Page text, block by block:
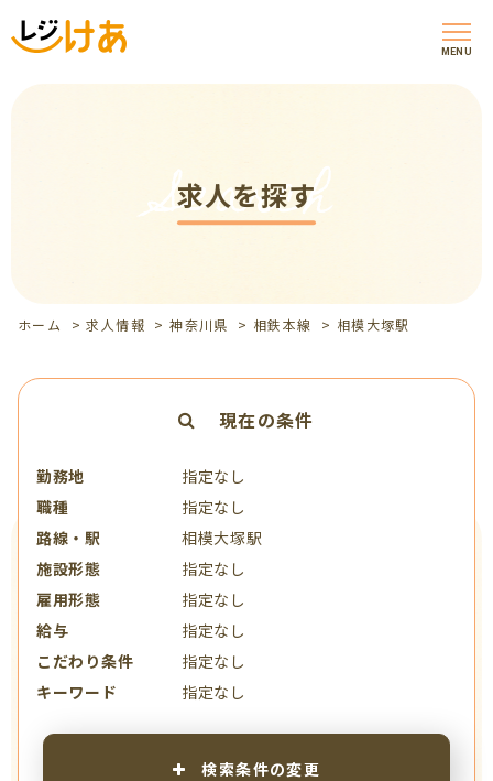
MENU
求人を探す
Search
ホーム >求人情報 >神奈川県 > 相鉄本線 > 相模大塚駅
現在の条件
勤務地
指定なし
職種
指定なし
路線・駅
相模大塚駅
施設形態
指定なし
雇用形態
指定なし
給与
指定なし
こだわり条件
指定なし
キーワード
指定なし
検索条件の変更